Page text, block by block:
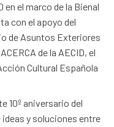
el marco de la Bienal
con el apoyo del
de Asuntos Exteriores
de la AECID, el
Cultural Española
10º aniversario del
y soluciones entre